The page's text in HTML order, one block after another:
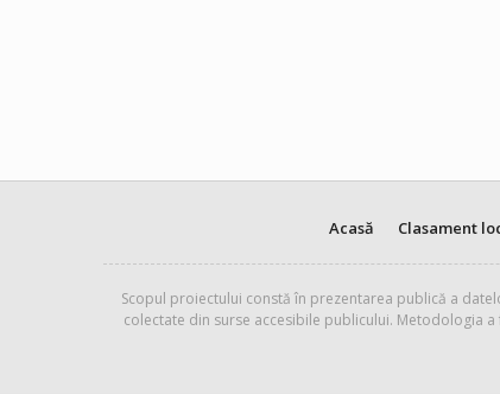
Acasă Clasament
Scopul proiectului constă în prezentarea publică a
colectate din surse accesibile publicului. Metodologia